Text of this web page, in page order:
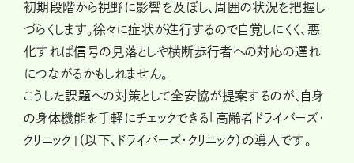
初期段階から視野に影響を及ぼし、周囲の状況を把握し
づらくします。徐々に症状が進行するので自覚しにくく、悪
化すれば信号の見落としや横断歩行者への対応の遅れ
につながるかもしれません。
こうした課題への対策として全安協が提案するのが、自身
の身体機能を手軽にチェックできる「高齢者ドライバーズ・
クリニック」（以下、ドライバーズ・クリニック）の導入です。